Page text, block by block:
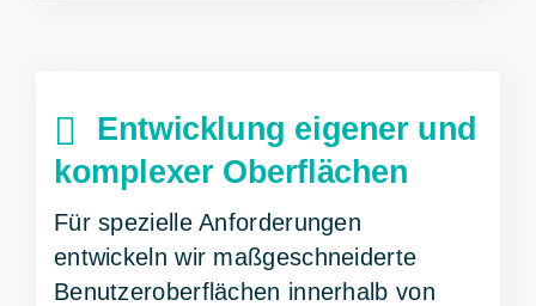
Entwicklung eigener und
komplexer Oberflächen
Für spezielle Anforderungen
entwickeln wir maßgeschneiderte
Benutzeroberflächen innerhalb von